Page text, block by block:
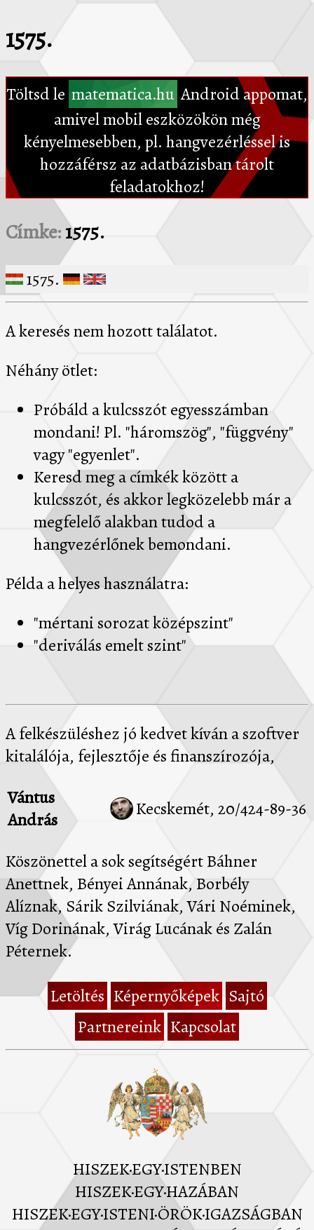
1575.
Töltsd le matematica.hu Android appomat,
amivel mobil eszközökön még
kényelmesebben, pl. hangvezérléssel is
hozzáférsz az adatbázisban tárolt
feladatokhoz!
Címke:1575.
1575.
A keresés nem hozott találatot.
Néhány ötlet:
Próbáld a kulcsszót egyesszámban
mondani! Pl. "háromszög", "függvény"
vagy "egyenlet".
Keresd meg a címkék között a
kulcsszót, és akkor legközelebb már a
megfelelő alakban tudod a
hangvezérlőnek bemondani.
Példa a helyes használatra:
"mértani sorozat középszint"
"deriválás emelt szint"
A felkészüléshez jó kedvet kíván a szoftver
kitalálója, fejlesztője és finanszírozója,
Vántus
András
Kecskemét, 20/424-89-36
Köszönettel a sok segítségért Báhner
Anettnek, Bényei Annának, Borbély
Alíznak, Sárik Szilviának, Vári Noéminek,
Víg Dorinának, Virág Lucának és Zalán
Péternek.
Letöltés Képernyőképek Sajtó
Partnereink Kapcsolat
HISZEK·EGY·ISTENBEN
HISZEK·EGY·HAZÁBAN
HISZEK·EGY·ISTENI·ÖRÖK·IGAZSÁGBAN